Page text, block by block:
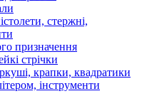
стержні,
призначення
стрічки
крапки, квадратики
інструменти